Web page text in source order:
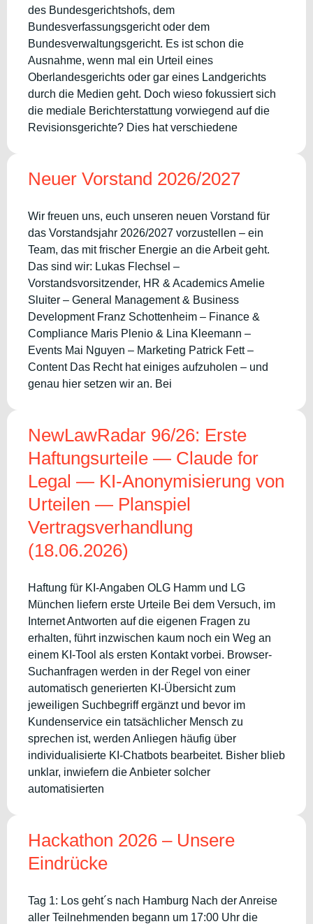
des Bundesgerichtshofs, dem
Bundesverfassungsgericht oder dem
Bundesverwaltungsgericht. Es ist schon die
Ausnahme, wenn mal ein Urteil eines
Oberlandesgerichts oder gar eines Landgerichts
durch die Medien geht. Doch wieso fokussiert sich
die mediale Berichterstattung vorwiegend auf die
Revisionsgerichte? Dies hat verschiedene
Neuer Vorstand 2026/2027
Wir freuen uns, euch unseren neuen Vorstand für
das Vorstandsjahr 2026/2027 vorzustellen – ein
Team, das mit frischer Energie an die Arbeit geht.
Das sind wir: Lukas Flechsel –
Vorstandsvorsitzender, HR & Academics Amelie
Sluiter – General Management & Business
Development Franz Schottenheim – Finance &
Compliance Maris Plenio & Lina Kleemann –
Events Mai Nguyen – Marketing Patrick Fett –
Content Das Recht hat einiges aufzuholen – und
genau hier setzen wir an. Bei
NewLawRadar 96/26: Erste
Haftungsurteile — Claude for
Legal — KI-Anonymisierung von
Urteilen — Planspiel
Vertragsverhandlung
(18.06.2026)
Haftung für KI-Angaben OLG Hamm und LG
München liefern erste Urteile Bei dem Versuch, im
Internet Antworten auf die eigenen Fragen zu
erhalten, führt inzwischen kaum noch ein Weg an
einem KI-Tool als ersten Kontakt vorbei. Browser-
Suchanfragen werden in der Regel von einer
automatisch generierten KI-Übersicht zum
jeweiligen Suchbegriff ergänzt und bevor im
Kundenservice ein tatsächlicher Mensch zu
sprechen ist, werden Anliegen häufig über
individualisierte KI-Chatbots bearbeitet. Bisher blieb
unklar, inwiefern die Anbieter solcher
automatisierten
Hackathon 2026 – Unsere
Eindrücke
Tag 1: Los geht´s nach Hamburg Nach der Anreise
aller Teilnehmenden begann um 17:00 Uhr die